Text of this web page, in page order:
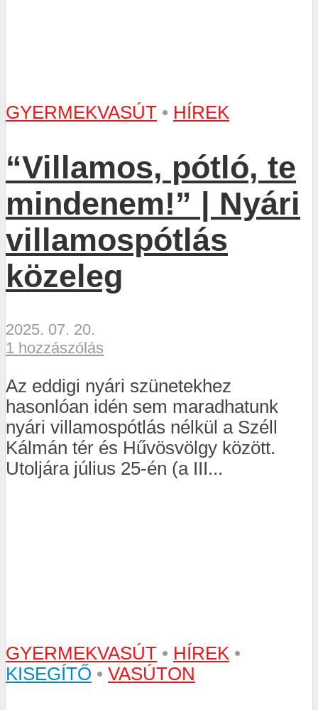
GYERMEKVASÚT • HÍREK
“Villamos, pótló, te
mindenem!” | Nyári
villamospótlás
közeleg
2025. 07. 20.
1 hozzászólás
Az eddigi nyári szünetekhez
hasonlóan idén sem maradhatunk
nyári villamospótlás nélkül a Széll
Kálmán tér és Hűvösvölgy között.
Utoljára július 25-én (a III...
GYERMEKVASÚT • HÍREK •
KISEGÍTŐ • VASÚTON